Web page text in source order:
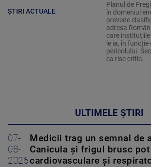
ȘTIRI ACTUALE
Planul de
în domeniul
prevede
adresa
care
le ia, în funcție
pericolului.
ca risc critic.
ULTIMELE ȘTIRI
07-
08-
2026
Medicii trag un semnal de
Canicula și frigul brusc
cardiovasculare și